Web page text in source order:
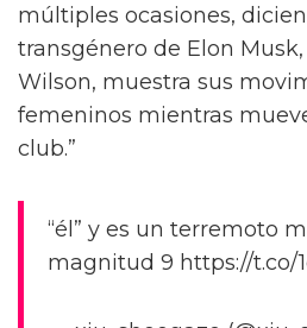
múltiples ocasiones,
transgénero de Elon
Wilson, muestra sus
femeninos mientras
club.”
“él” y es un terremoto
magnitud 9 https://t.co/